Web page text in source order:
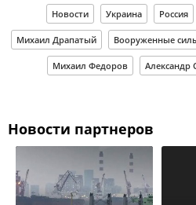
Новости Украина Россия
Михаил Драпатый Вооруженные
Михаил Федоров Александр
Новости партнеров